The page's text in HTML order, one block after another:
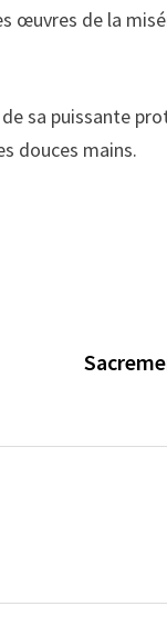
œuvres de la
sa puissante
douces mains.